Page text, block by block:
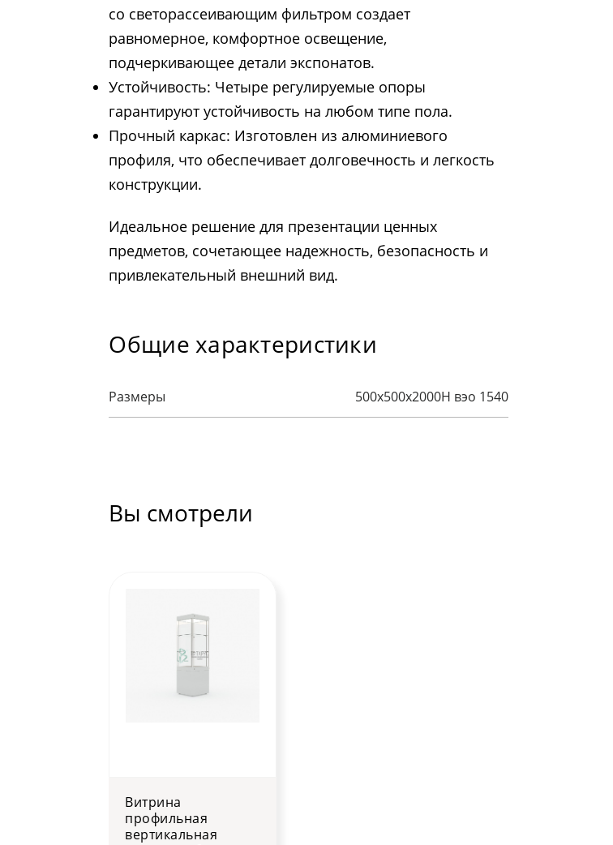
со светорассеивающим фильтром создает
равномерное, комфортное освещение,
подчеркивающее детали экспонатов.
Устойчивость: Четыре регулируемые опоры
гарантируют устойчивость на любом типе пола.
Прочный каркас: Изготовлен из алюминиевого
профиля, что обеспечивает долговечность и легкость
конструкции.
Идеальное решение для презентации ценных
предметов, сочетающее надежность, безопасность и
привлекательный внешний вид.
Общие характеристики
Размеры 500х500х2000H вэо 1540
Вы смотрели
Витрина
профильная
вертикальная